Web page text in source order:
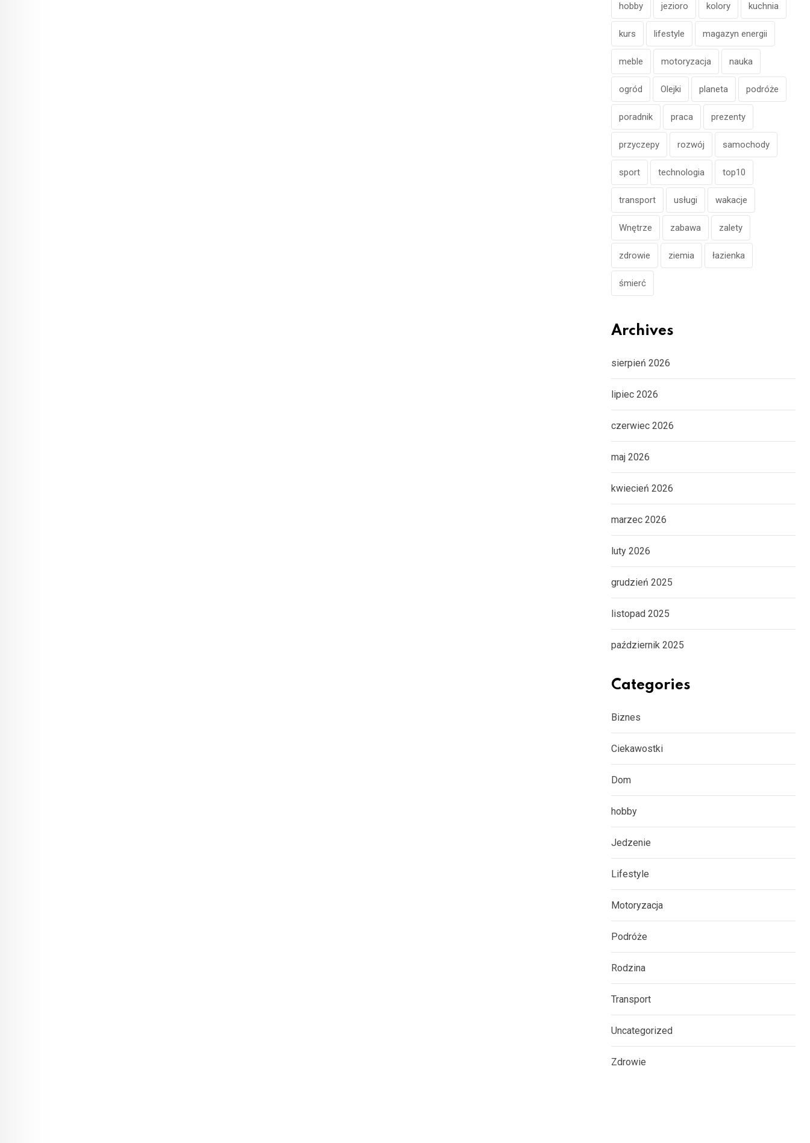
hobby jezioro kolory kuchnia
kurs lifestyle magazyn energii
meble motoryzacja nauka
ogród Olejki planeta podróże
poradnik praca prezenty
przyczepy rozwój samochody
sport technologia top10
transport usługi wakacje
Wnętrze zabawa zalety
zdrowie ziemia łazienka
śmierć
Archives
sierpień 2026
lipiec 2026
czerwiec 2026
maj 2026
kwiecień 2026
marzec 2026
luty 2026
grudzień 2025
listopad 2025
październik 2025
Categories
Biznes
Ciekawostki
Dom
hobby
Jedzenie
Lifestyle
Motoryzacja
Podróże
Rodzina
Transport
Uncategorized
Zdrowie